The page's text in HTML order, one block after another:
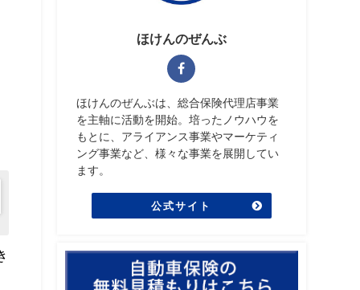
ほけんのぜんぶ
ほけんのぜんぶは、総合保険代理店事業
を主軸に活動を開始。培ったノウハウを
もとに、アライアンス事業やマーケティ
ング事業など、様々な事業を展開してい
ます。
公式サイト